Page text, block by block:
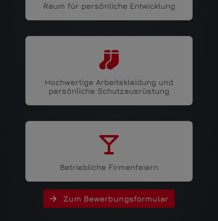
Raum für persönliche Entwicklung
Hochwertige Arbeitskleidung und
persönliche Schutzausrüstung
Betriebliche Firmenfeiern
Zum Bewerbungsformular